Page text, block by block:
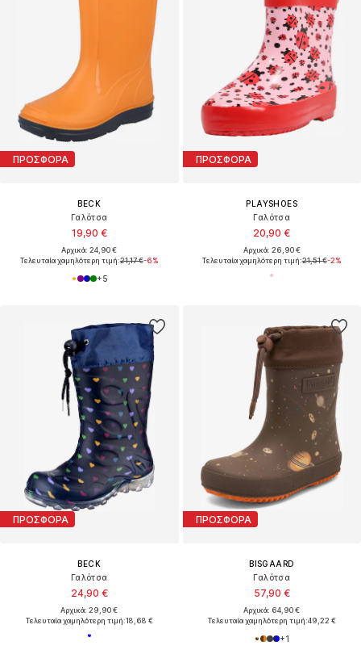
ΠΡΟΣΦΟΡΑ
BECK
Γαλότσα
19,90 €
Αρχικά: 24,90 €
Τελευταία χαμηλότερη τιμή:21,17 €-6%
+5
ΠΡΟΣΦΟΡΑ
PLAYSHOES
Γαλότσα
20,90 €
Αρχικά: 26,90 €
Τελευταία χαμηλότερη τιμή:21,51 €-2%
ΠΡΟΣΦΟΡΑ
BECK
Γαλότσα
24,90 €
Αρχικά: 29,90 €
Τελευταία χαμηλότερη τιμή:18,68 €
ΠΡΟΣΦΟΡΑ
BISGAARD
Γαλότσα
57,90 €
Αρχικά: 64,90 €
Τελευταία χαμηλότερη τιμή:49,22 €
+1